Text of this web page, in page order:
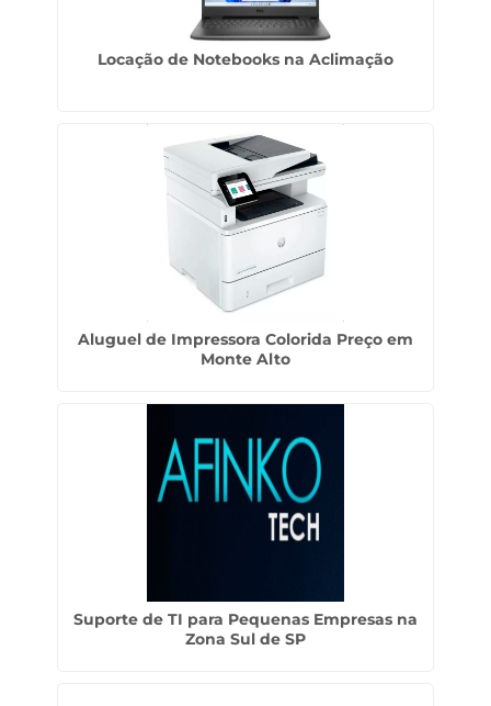
Locação de Notebooks na Aclimação
Aluguel de Impressora Colorida Preço em
Monte Alto
Suporte de TI para Pequenas Empresas na
Zona Sul de SP